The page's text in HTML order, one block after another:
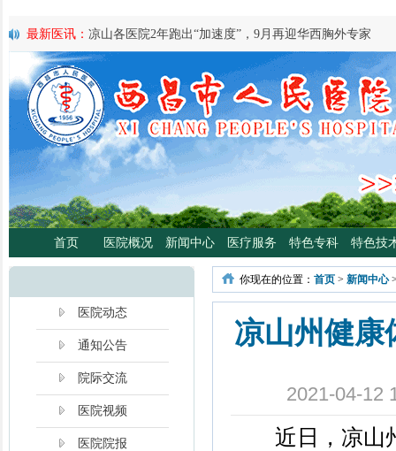
最新医讯： 凉山各医院2年跑出“加速度”，9月再迎华西胸外专家
最新医讯：紧急通知
最新医讯：
好消息！四川大学华西医院泌尿外科专家魏强教授来院
最新医讯：西昌市人民总医院携手省科学普及专委会开展卫生下乡
宣传活动
最新医讯：西昌市人民医院耳鼻咽喉头颈外科将于3月3日开展“全国
日”义诊活动
最新医讯： 重磅消息！2月21日起，四川大学华西医院泌尿外科魏强
将定期到西昌市人民医院开展门诊、手术
最新医讯：西昌市人民医院胃肠肿瘤专病门诊开诊！
最新医讯：西昌市人民医院开展日间蓝光治疗门诊 轻度“小黄人”，
分离、不住院就能照蓝光啦！
最新医讯：好消息！西昌市人民医院高压氧舱运行啦
【义诊预告】西昌市人民医院大型义诊活动，5月7日约
首页 医院概况 新闻中心 医疗服务 特色专科 特色技
医院动态
通知公告
院际交流
医院视频
医院院报
你现在的位置： 首页 > 新闻中心
凉山州健康
2021-04-
近日，凉山州